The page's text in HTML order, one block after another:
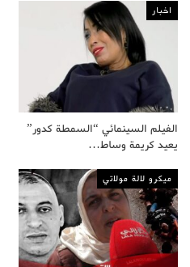
اخبار
الفيلم السينمائي “السمطة كدور”
يعيد كريمة وساط…
ميكرو لالة مولاتي